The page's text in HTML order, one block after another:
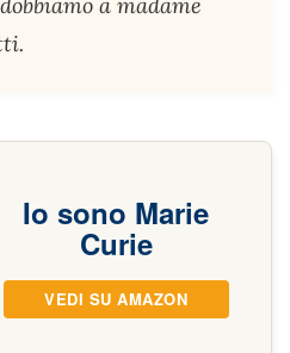
Io sono Marie
Curie
VEDI SU AMAZON